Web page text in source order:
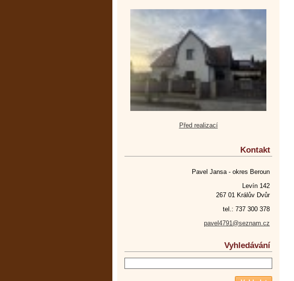
Před realizací
Kontakt
Pavel Jansa - okres Beroun
Levín 142
267 01 Králův Dvůr
tel.: 737 300 378
pavel4791@seznam.cz
Vyhledávání